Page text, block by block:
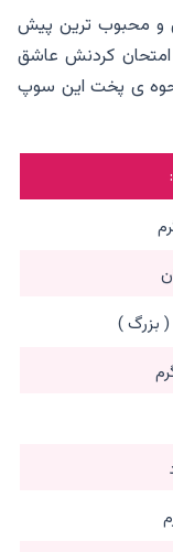
محبوب ترین پیش
کردنش عاشق
ی پخت این سوپ